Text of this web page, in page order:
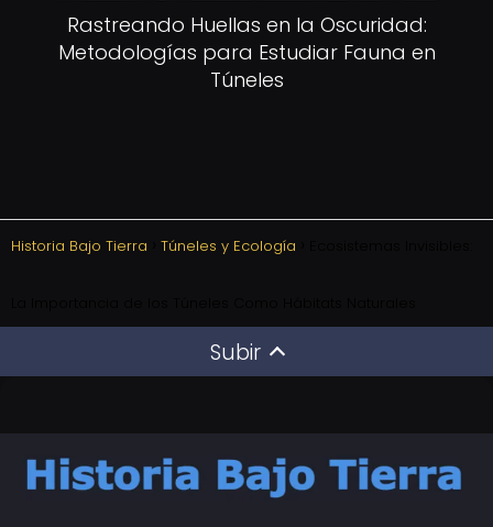
Rastreando Huellas en la Oscuridad:
Metodologías para Estudiar Fauna en
Túneles
Historia Bajo Tierra Túneles y Ecología
Subir